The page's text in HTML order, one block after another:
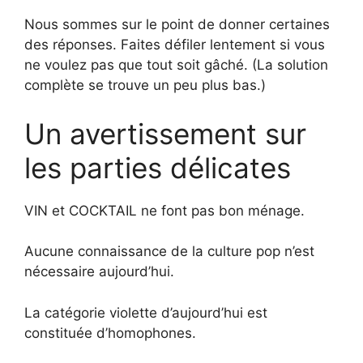
Nous sommes sur le point de donner certaines
des réponses. Faites défiler lentement si vous
ne voulez pas que tout soit gâché. (La solution
complète se trouve un peu plus bas.)
Un avertissement sur
les parties délicates
VIN et COCKTAIL ne font pas bon ménage.
Aucune connaissance de la culture pop n’est
nécessaire aujourd’hui.
La catégorie violette d’aujourd’hui est
constituée d’homophones.